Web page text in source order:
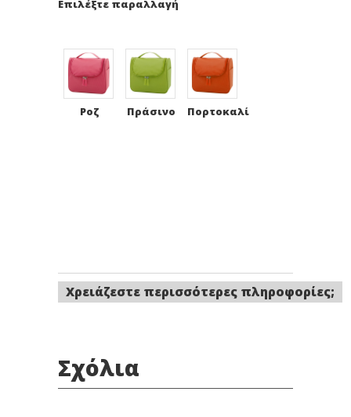
Επιλέξτε παραλλαγή
Ροζ Πράσινο Πορτοκαλί
Χρειάζεστε περισσότερες πληροφορίες;
Σχόλια